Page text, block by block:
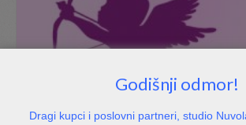
Godišnji odmor!
Dragi kupci i poslovni partneri, studio